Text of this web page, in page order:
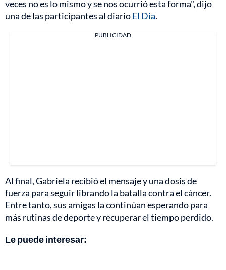
veces no es lo mismo y se nos ocurrió esta forma", dijo
una de las participantes al diarioEl Día.
PUBLICIDAD
Al final, Gabriela recibió el mensaje y una dosis de
fuerza para seguir librando la batalla contra el cáncer.
Entre tanto, sus amigas la continúan esperando para
más rutinas de deporte y recuperar el tiempo perdido.
Le puede interesar: